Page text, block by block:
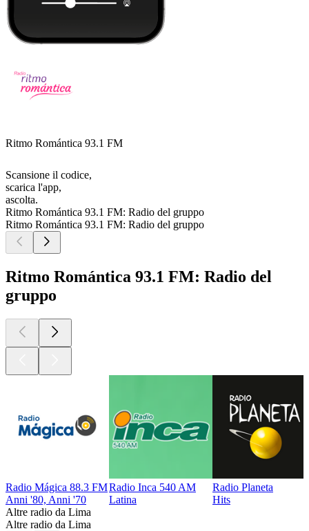
Ritmo Romántica 93.1 FM
Scansione il codice,
scarica l'app,
ascolta.
Ritmo Romántica 93.1 FM: Radio del gruppo
Ritmo Romántica 93.1 FM: Radio del gruppo
Ritmo Romántica 93.1 FM: Radio del
gruppo
Radio Mágica 88.3 FM
Anni '80, Anni '70
Radio Inca 540 AM
Latina
Radio Planeta
Hits
Altre radio da Lima
Altre radio da Lima